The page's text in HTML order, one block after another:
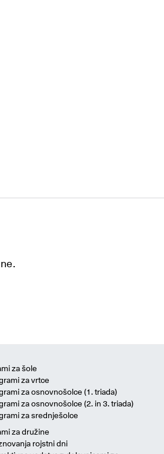
za šole
za vrtce
za osnovnošolce (1. triada)
za osnovnošolce (2. in 3. triada)
za srednješolce
za družine
rojstni dni